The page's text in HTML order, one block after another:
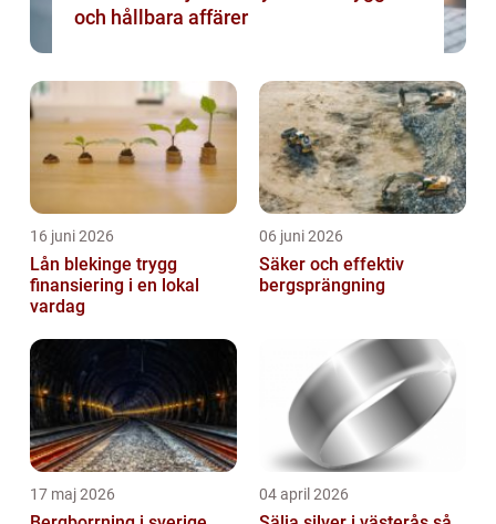
och hållbara affärer
16 juni 2026
Lån blekinge trygg
finansiering i en lokal
vardag
06 juni 2026
Säker och effektiv
bergsprängning
17 maj 2026 04 april 2026